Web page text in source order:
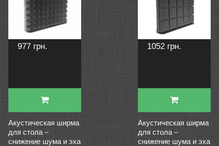
977 грн.
Акустическая ширма
для стола –
снижение шума и эха
1052 грн.
Акустическая ширма
для стола –
снижение шума и эха